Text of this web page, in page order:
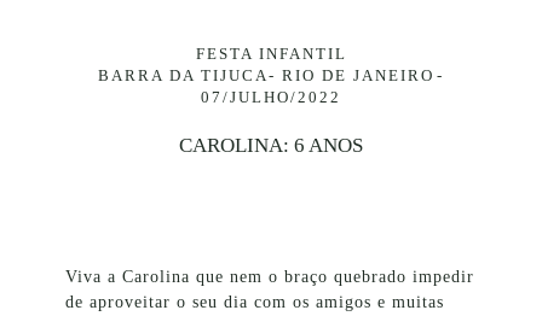
FESTA INFANTIL
BARRA DA TIJUCA- RIO DE JANEIRO
07/JULHO/2022
CAROLINA: 6 ANOS
Viva a Carolina que nem o braço quebrado impedir
de aproveitar o seu dia com os amigos e muitas